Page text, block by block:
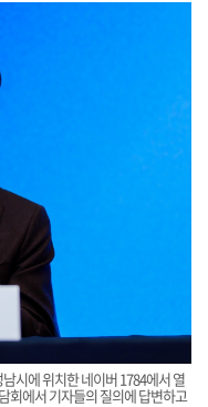
시에 위치한 네이버 1784에서 열
회에서 기자들의 질의에 답변하고